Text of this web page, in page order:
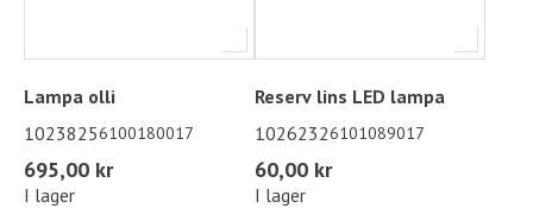
Lampa olli
10238256100180017
695,00 kr
I lager
Reserv lins LED lampa
10262326101089017
60,00 kr
I lager